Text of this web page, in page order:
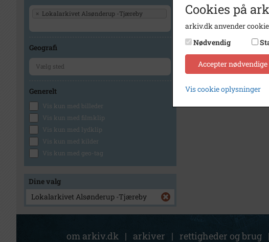
× Lokalarkivet Alsønderup -Tjæreby
Geografi
Generelt
Vis kun med billeder
Vis kun med filmklip
Vis kun med lydklip
Vis kun med kilder
Vis kun med geo-tag
Dine valg
Lokalarkivet Alsønderup -Tjæreby
om arkiv.dk | arkiver | rettigheder og brug |
Cookies på
arkiv.dk anvender
Nødvendig
Accepter nødvendige
Vis cookie oplysninger